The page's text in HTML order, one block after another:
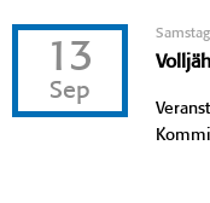
13
Sep